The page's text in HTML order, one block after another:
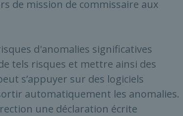
de mission de commissaire aux
d'anomalies significatives
tels risques et mettre ainsi des
s’appuyer sur des logiciels
automatiquement les anomalies.
une déclaration écrite